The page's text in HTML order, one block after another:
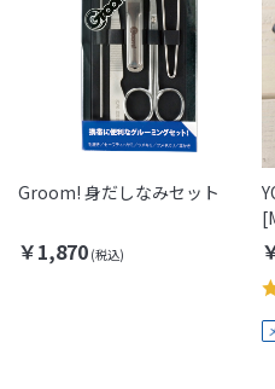
Groom! 身だしなみセット
￥1,870